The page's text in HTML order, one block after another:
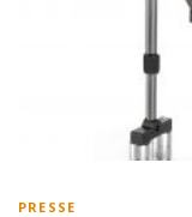
PRESSE